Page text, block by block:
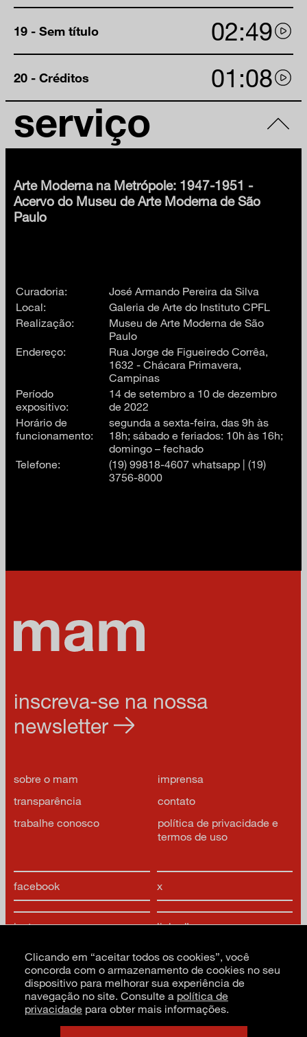
19 - Sem título 02:49
20 - Créditos 01:08
serviço
Arte Moderna na Metrópole: 1947-1951 -
Acervo do Museu de Arte Moderna de São
Paulo
Curadoria:
José Armando Pereira da Silva
Local:
Galeria de Arte do Instituto CPFL
Realização:
Museu de Arte Moderna de São
Paulo
Endereço:
Rua Jorge de Figueiredo Corrêa,
1632 - Chácara Primavera,
Campinas
Período
expositivo:
14 de setembro a 10 de dezembro
de 2022
Horário de
funcionamento:
segunda a sexta-feira, das 9h às
18h; sábado e feriados: 10h às 16h;
domingo – fechado
Telefone:
(19) 99818-4607 whatsapp | (19)
3756-8000
facebook x
instagram linkedIn
youtube google arts & culture
inscreva-se na nossa
newsletter
sobre o mam
imprensa
transparência
contato
trabalhe conosco
política de privacidade e
termos de uso
Clicando em “aceitar todos os cookies”, você
concorda com o armazenamento de cookies no seu
dispositivo para melhorar sua experiência de
navegação no site. Consulte a política de
privacidade para obter mais informações.